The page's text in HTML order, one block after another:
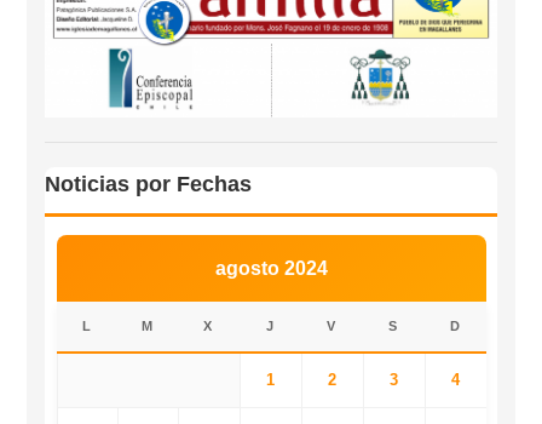
Noticias por Fechas
agosto 2024
L M X J V S D
1 2 3 4